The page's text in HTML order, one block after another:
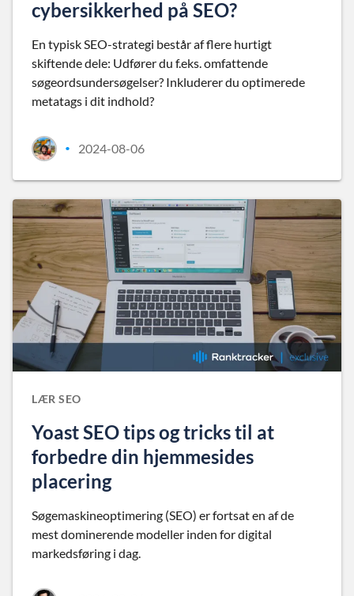
cybersikkerhed på SEO?
En typisk SEO-strategi består af flere hurtigt
skiftende dele: Udfører du f.eks. omfattende
søgeordsundersøgelser? Inkluderer du optimerede
metatags i dit indhold?
• 2024-08-06
LÆR SEO
Yoast SEO tips og tricks til at
forbedre din hjemmesides
placering
Søgemaskineoptimering (SEO) er fortsat en af de
mest dominerende modeller inden for digital
markedsføring i dag.